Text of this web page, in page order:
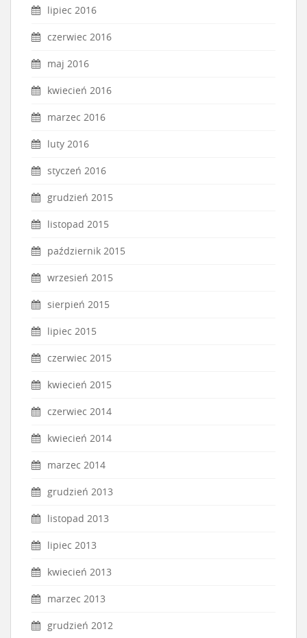
lipiec 2016
czerwiec 2016
maj 2016
kwiecień 2016
marzec 2016
luty 2016
styczeń 2016
grudzień 2015
listopad 2015
październik 2015
wrzesień 2015
sierpień 2015
lipiec 2015
czerwiec 2015
kwiecień 2015
czerwiec 2014
kwiecień 2014
marzec 2014
grudzień 2013
listopad 2013
lipiec 2013
kwiecień 2013
marzec 2013
grudzień 2012